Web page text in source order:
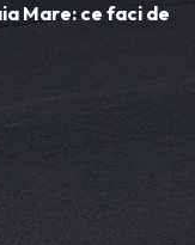
Mare: ce faci de